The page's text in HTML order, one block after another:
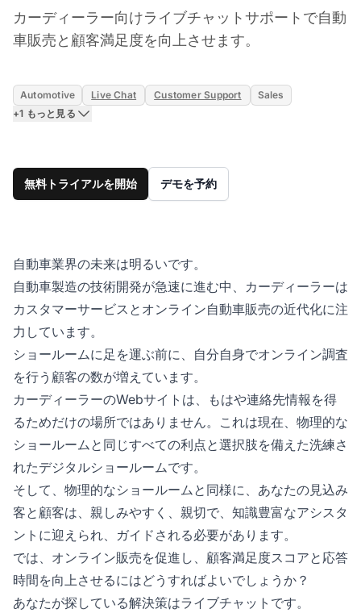
カーディーラー向けライブチャットサポートで自動
車販売と顧客満足度を向上させます。
Automotive Live Chat Customer Support
Sales
+1 もっと見る
無料トライアルを開始 デモを予約
自動車業界の未来は明るいです。
自動車製造の技術開発が急速に進む中、カーディーラーは
カスタマーサービスとオンライン自動車販売の近代化に注
力しています。
ショールームに足を運ぶ前に、自分自身でオンライン調査
を行う顧客の数が増えています。
カーディーラーのWebサイトは、もはや連絡先情報を得
るためだけの場所ではありません。これは現在、物理的な
ショールームと同じすべての利点と選択肢を備えた洗練さ
れたデジタルショールームです。
そして、物理的なショールームと同様に、あなたの見込み
客と顧客は、親しみやすく、親切で、知識豊富なアシスタ
ントに迎えられ、ガイドされる必要があります。
では、オンライン販売を促進し、顧客満足度スコアと応答
時間を向上させるにはどうすればよいでしょうか？
あなたが探している解決策はライブチャットです。